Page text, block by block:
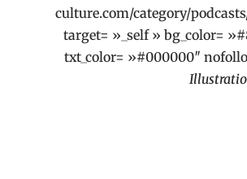
culture.com/category/
target= »_self » bg_color=
txt_color= »#000000″